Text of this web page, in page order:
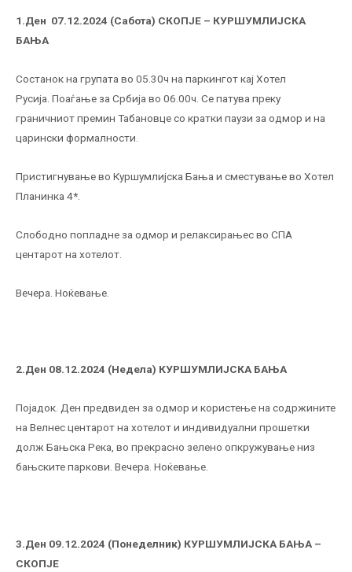
1.Ден 07.12.2024 (Сабота) СКОПЈЕ – КУРШУМЛИЈСКА
БАЊА
Состанок на групата во 05.30ч на паркингот кај Хотел
Русија. Поаѓање за Србија во 06.00ч. Се патува преку
граничниот премин Табановце со кратки паузи за одмор и на
царински формалности.
Пристигнување во Куршумлијска Бања и сместување во Хотел
Планинка 4*.
Слободно попладне за одмор и релаксирањес во СПА
центарот на хотелот.
Вечера. Ноќевање.
2.Ден 08.12.2024 (Недела) КУРШУМЛИЈСКА БАЊА
Појадок. Ден предвиден за одмор и користење на содржините
на Велнес центарот на хотелот и индивидуални прошетки
долж Бањска Река, во прекрасно зелено опкружување низ
бањските паркови. Вечера. Ноќевање.
3.Ден 09.12.2024 (Понеделник) КУРШУМЛИЈСКА БАЊА –
СКОПЈЕ